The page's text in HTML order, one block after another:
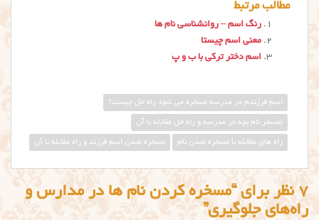
مطالب مرتبط
رنگ اسم – روانشناسی نام ها
معنی اسم چیستا
اسم دختر ترکی با ب و پ
اسم فرزندم در مدرسه مسخره می شود راه حل چیست؟
تمسخر نام بچه در مدرسه و راه حل مقابله با آن
راه های مقابله با مسخره شدن نام مسخره شدن اسم فرزند و راه مقابله با آن
7 نظر برای “مسخره کردن نام ها در مدارس و
راه‌های جلوگیری”